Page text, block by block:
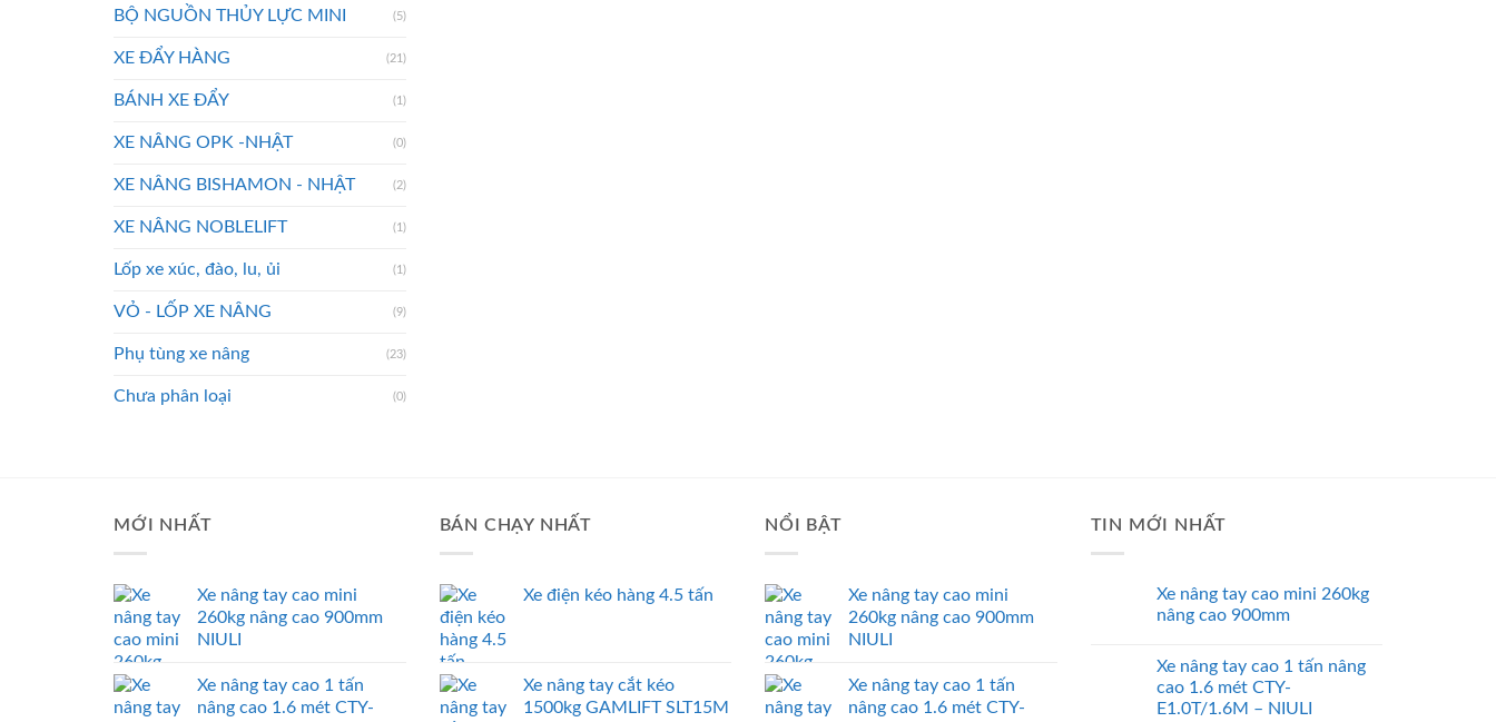
BỘ NGUỒN THỦY LỰC MINI (5)
XE ĐẨY HÀNG (21)
BÁNH XE ĐẨY (1)
XE NÂNG OPK -NHẬT (0)
XE NÂNG BISHAMON - NHẬT (2)
XE NÂNG NOBLELIFT (1)
Lốp xe xúc, đào, lu, ủi (1)
VỎ - LỐP XE NÂNG (9)
Phụ tùng xe nâng (23)
Chưa phân loại (0)
MỚI NHẤT
Xe nâng tay cao mini
260kg nâng cao 900mm
NIULI
Xe nâng tay cao 1 tấn
nâng cao 1.6 mét CTY-
BÁN CHẠY NHẤT
Xe điện kéo hàng 4.5 tấn
Xe nâng tay cắt kéo
1500kg GAMLIFT SLT15M
NỔI BẬT
Xe nâng tay cao mini
260kg nâng cao 900mm
NIULI
Xe nâng tay cao 1 tấn
nâng cao 1.6 mét CTY-
TIN MỚI NHẤT
Xe nâng tay cao mini 260kg
nâng cao 900mm
Xe nâng tay cao 1 tấn nâng
cao 1.6 mét CTY-
E1.0T/1.6M – NIULI